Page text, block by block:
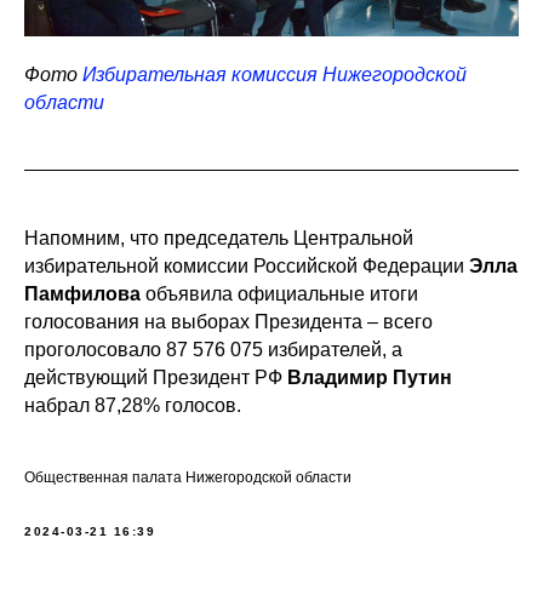
Фото Избирательная комиссия Нижегородской
области
Напомним, что председатель Центральной
избирательной комиссии Российской Федерации Элла
Памфилова объявила официальные итоги
голосования на выборах Президента – всего
проголосовало 87 576 075 избирателей, а
действующий Президент РФ Владимир Путин
набрал 87,28% голосов.
Общественная палата Нижегородской области
2024-03-21 16:39